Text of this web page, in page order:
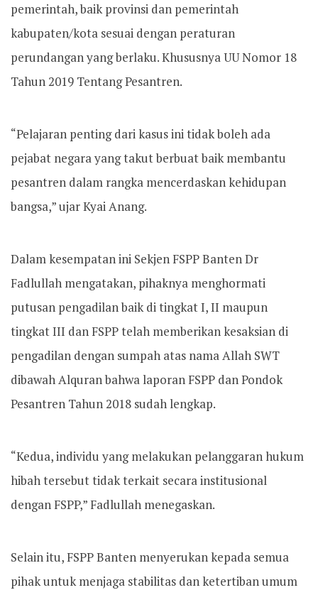
pemerintah, baik provinsi dan pemerintah
kabupaten/kota sesuai dengan peraturan
perundangan yang berlaku. Khususnya UU Nomor 18
Tahun 2019 Tentang Pesantren.
“Pelajaran penting dari kasus ini tidak boleh ada
pejabat negara yang takut berbuat baik membantu
pesantren dalam rangka mencerdaskan kehidupan
bangsa,” ujar Kyai Anang.
Dalam kesempatan ini Sekjen FSPP Banten Dr
Fadlullah mengatakan, pihaknya menghormati
putusan pengadilan baik di tingkat I, II maupun
tingkat III dan FSPP telah memberikan kesaksian di
pengadilan dengan sumpah atas nama Allah SWT
dibawah Alquran bahwa laporan FSPP dan Pondok
Pesantren Tahun 2018 sudah lengkap.
“Kedua, individu yang melakukan pelanggaran hukum
hibah tersebut tidak terkait secara institusional
dengan FSPP,” Fadlullah menegaskan.
Selain itu, FSPP Banten menyerukan kepada semua
pihak untuk menjaga stabilitas dan ketertiban umum